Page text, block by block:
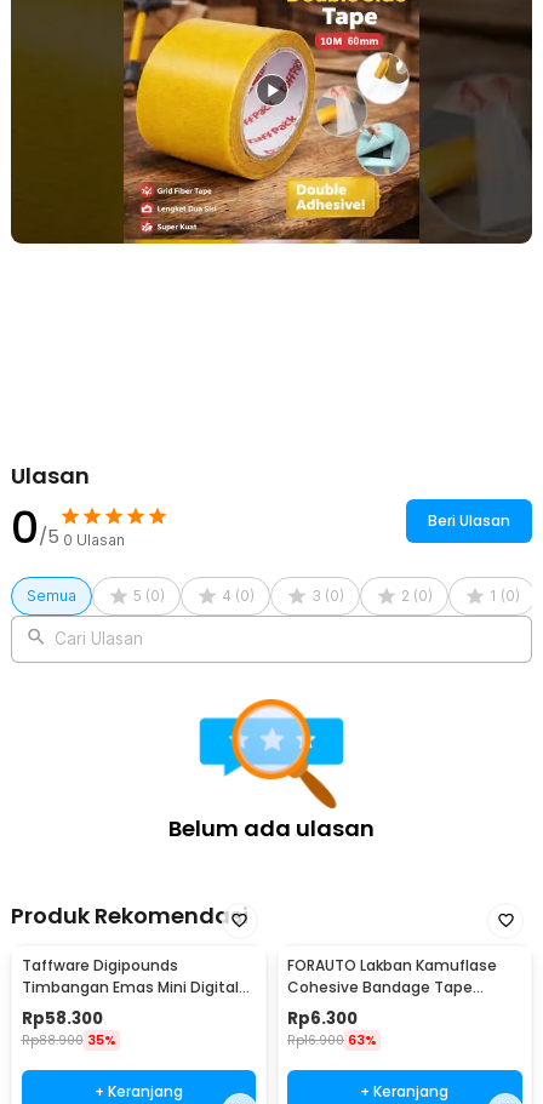
menggunakannya untuk berbagai macam kebutuhan mulai dari
perabotan rumah seperti merekatkan karpet, vas, photo,
mereparasi tirai dan lainnya.
Panjang 10 M dengan Varian Lebar
Dengan panjang 10 M, lakban ini menyediakan cukup bahan untuk
berbagai keperluan perekat Anda. Apakah Anda membutuhkan
perekat untuk proyek besar atau hanya perbaikan kecil, panjang ini
memastikan Anda memiliki cukup lakban untuk menyelesaikan
pekerjaan tanpa perlu khawatir kehabisan. Anda pun dapat memilih
varian lebar dari lakban antara 60 dan 15 mm.
Ulasan
0/5 0 Ulasan
Beri Ulasan
Semua 5 (0) 4 (0) 3 (0) 2 (0) 1 (0)
Cari Ulasan
Belum ada ulasan
Produk Rekomendasi
Taffware Digipounds
Timbangan Emas Mini Digital
Multifungsi 500g 0.1g - EK518
Rp58.300
Rp88.900 35%
+ Keranjang
FORAUTO Lakban Kamuflase
Cohesive Bandage Tape
Hunting 4.5M 50mm - H10
Rp6.300
Rp16.900 63%
+ Keranjang